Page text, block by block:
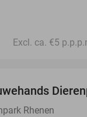
Excl. ca. €5
Rhenen